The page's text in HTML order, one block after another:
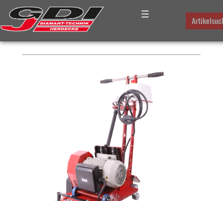
☰
PLATZHALTER FÜR DAS
BREADCRUMB-MENUE